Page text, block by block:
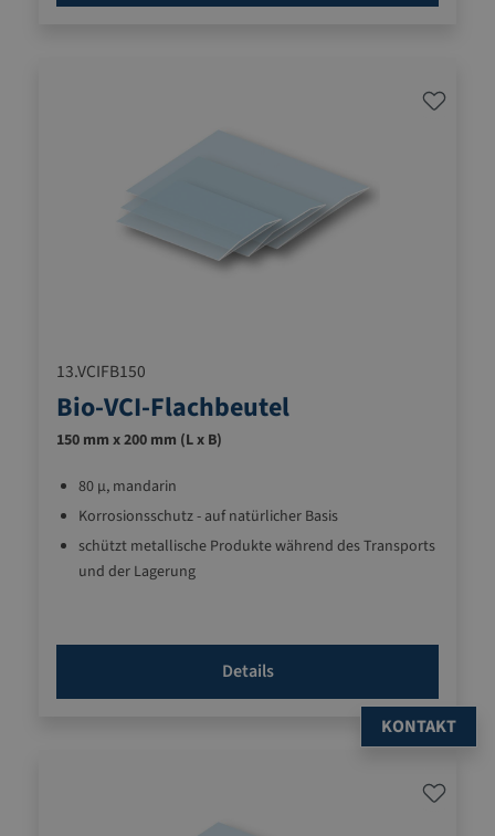
13.VCIFB150
Bio-VCI-Flachbeutel
150 mm x 200 mm (L x B)
80 µ, mandarin
Korrosionsschutz - auf natürlicher Basis
schützt metallische Produkte während des Transports
und der Lagerung
Details
KONTAKT